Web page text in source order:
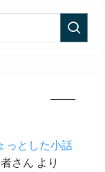
っとした小話
さん より